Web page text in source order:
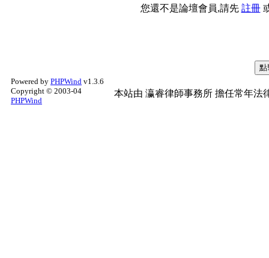
您還不是論壇會員,請先 註冊
Powered by PHPWind v1.3.6
Copyright © 2003-04
PHPWind
本站由 瀛睿律師事務所 擔任常年法